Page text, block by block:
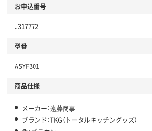
お申込番号
J317772
型番
ASYF301
商品仕様
メーカー：遠藤商事
ブランド：TKG（トータルキッチングッズ）